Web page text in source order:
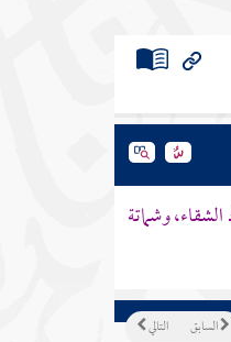
وشماتة
التالي السابق